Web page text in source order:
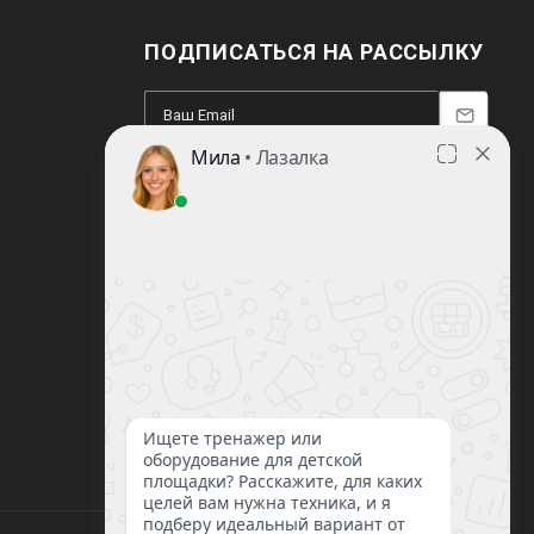
ПОДПИСАТЬСЯ НА РАССЫЛКУ
8 (812) 220-93-18